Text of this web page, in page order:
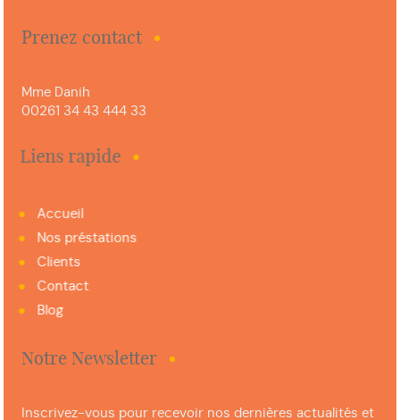
Prenez contact
Mme Danih
00261 34 43 444 33
Liens rapide
Accueil
Nos préstations
Clients
Contact
Blog
Notre Newsletter
Inscrivez-vous pour recevoir nos dernières actualités et